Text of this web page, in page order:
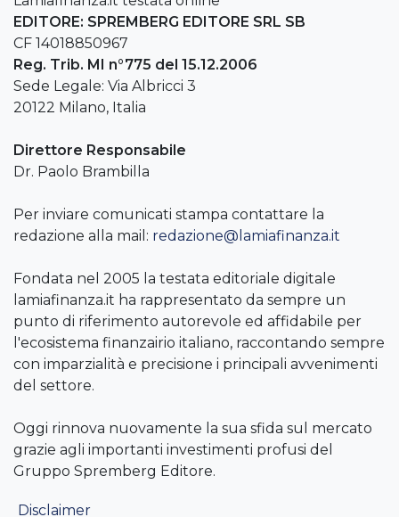
EDITORE: SPREMBERG EDITORE SRL SB
CF 14018850967
Reg. Trib. MI n°775 del 15.12.2006
Sede Legale: Via Albricci 3
20122 Milano, Italia
Direttore Responsabile
Dr. Paolo Brambilla
Per inviare comunicati stampa contattare la
redazione alla mail: redazione@lamiafinanza.it
Fondata nel 2005 la testata editoriale digitale
lamiafinanza.it ha rappresentato da sempre un
punto di riferimento autorevole ed affidabile per
l'ecosistema finanzairio italiano, raccontando sempre
con imparzialità e precisione i principali avvenimenti
del settore.
Oggi rinnova nuovamente la sua sfida sul mercato
grazie agli importanti investimenti profusi del
Gruppo Spremberg Editore.
Disclaimer